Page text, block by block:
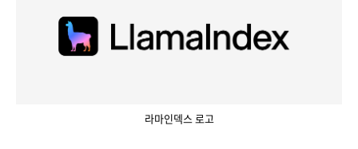
라마인덱스 로고